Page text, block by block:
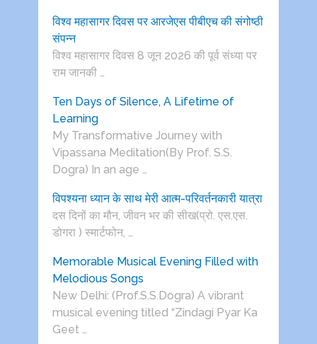
विश्व महासागर दिवस पर आरजेएस पीबीएच की संगोष्ठी
संपन्न
विश्व महासागर दिवस 8 जून 2026 की पूर्व संध्या पर
राम जानकी …
Ten Days of Silence, A Lifetime of
Learning
My Transformative Journey with
Vipassana Meditation(By Prof. S.S.
Dogra) In an age …
विपश्यना ध्यान के साथ मेरी आत्म-परिवर्तनकारी यात्रा
दस दिनों का मौन, जीवन भर की सीख(प्रो. एस.एस.
डोगरा ) स्मार्टफोन, …
Memorable Musical Evening Filled with
Melodious Songs
New Delhi: (Prof.S.S.Dogra) A vibrant
musical evening titled “Zindagi Pyar Ka
Geet …